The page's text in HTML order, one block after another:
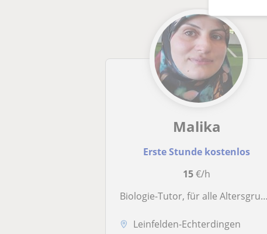
Malika
Erste Stunde kostenlos
15€/h
Biologie-Tutor, für alle Altersgruppen. Nur online Unterricht
Leinfelden-Echterdingen